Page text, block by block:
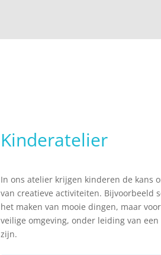
Kinderatelier
In ons atelier krijgen kinderen de kans
van creatieve activiteiten. Bijvoorbeeld
het maken van mooie dingen, maar
veilige omgeving, onder leiding van
zijn.